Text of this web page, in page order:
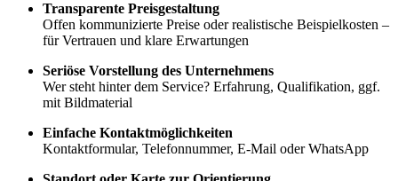
Transparente Preisgestaltung
Offen kommunizierte Preise oder realistische Beispielkosten –
für Vertrauen und klare Erwartungen
Seriöse Vorstellung des Unternehmens
Wer steht hinter dem Service? Erfahrung, Qualifikation, ggf.
mit Bildmaterial
Einfache Kontaktmöglichkeiten
Kontaktformular, Telefonnummer, E-Mail oder WhatsApp